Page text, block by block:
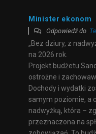
Minister ekonom
Odpowiedź do
„Bez dziury, z
na 2026 rok.
Projekt budżetu
ostrożne i
Dochody i wydatki
samym poziomie, a
nadwyżką, która –
przeznaczona na